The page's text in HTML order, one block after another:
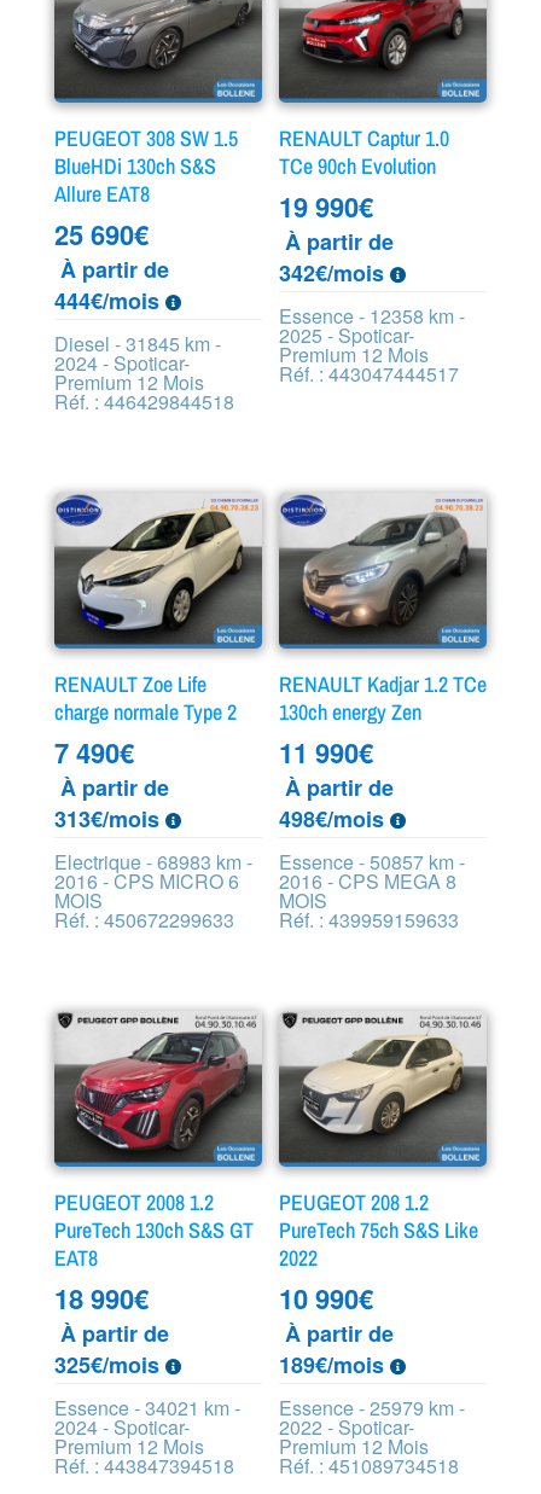
PEUGEOT 308 SW 1.5
BlueHDi 130ch S&S
Allure EAT8
25 690€
À partir de
444€/mois
Diesel - 31845 km -
2024 - Spoticar-
Premium 12 Mois
Réf. : 446429844518
RENAULT Captur 1.0
TCe 90ch Evolution
19 990€
À partir de
342€/mois
Essence - 12358 km -
2025 - Spoticar-
Premium 12 Mois
Réf. : 443047444517
RENAULT Zoe Life
charge normale Type 2
7 490€
À partir de
313€/mois
Electrique - 68983 km -
2016 - CPS MICRO 6
MOIS
Réf. : 450672299633
RENAULT Kadjar 1.2 TCe
130ch energy Zen
11 990€
À partir de
498€/mois
Essence - 50857 km -
2016 - CPS MEGA 8
MOIS
Réf. : 439959159633
PEUGEOT 2008 1.2
PureTech 130ch S&S GT
EAT8
18 990€
À partir de
325€/mois
Essence - 34021 km -
2024 - Spoticar-
Premium 12 Mois
Réf. : 443847394518
PEUGEOT 208 1.2
PureTech 75ch S&S Like
2022
10 990€
À partir de
189€/mois
Essence - 25979 km -
2022 - Spoticar-
Premium 12 Mois
Réf. : 451089734518